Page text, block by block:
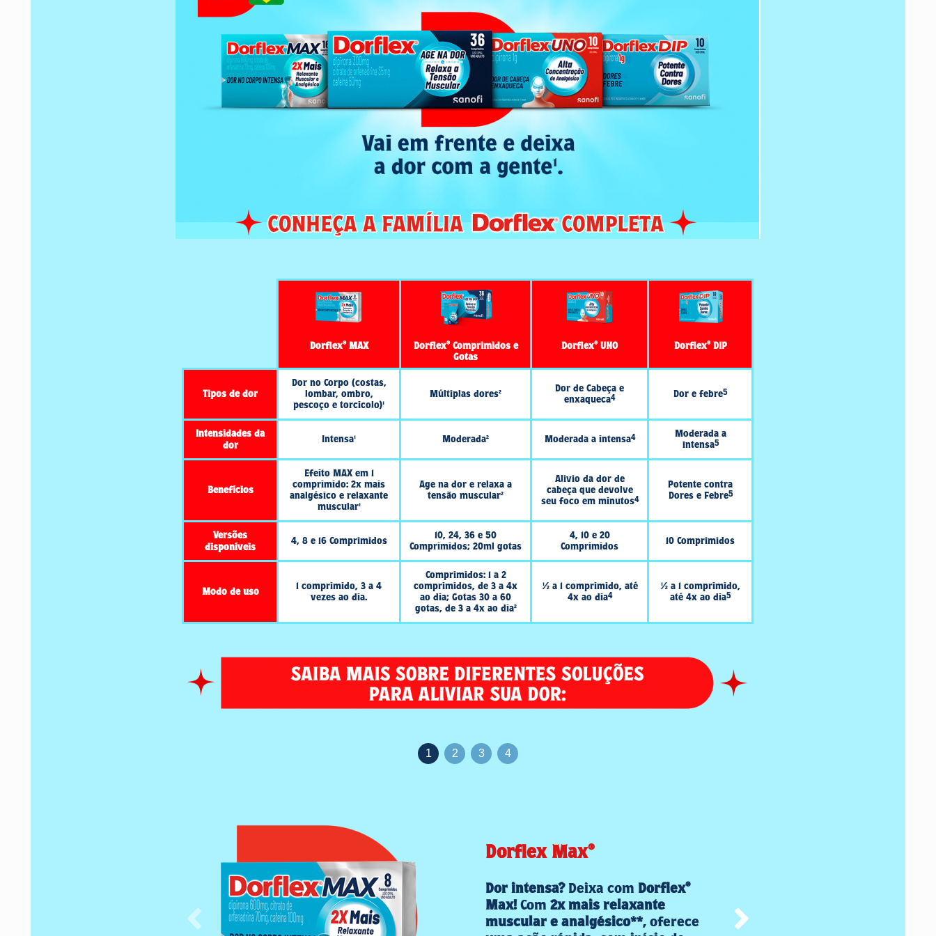
circulares no tronco, muitas vezes com bolhas centrais, descamação da pele, úlceras na
precedidas por febre e sintomas semelhantes aos da gripe (síndrome de Stevens-Johnson,
necrólise epidérmica tóxica), erupção cutânea disseminada, temperatura corporal elevada
(febre > 38ºC) e linfonodos aumentados (Reação Cutânea Associada à Eosinofilia e
Sintomas Sistêmicos ou síndrome de hipersensibilidade medicamentosa) (vide “O que
devo saber antes de usar este medicamento?”). Distúrbios do sangue e sistema linfático
Anemia aplástica (doença onde a medula óssea produz em quantidade insuficiente os
glóbulos vermelhos, glóbulos brancos e plaquetas), agranulocitose (diminuição do número
de granulócitos – tipos de glóbulos brancos - no sangue, em consequência de um
distúrbio na medula óssea) e pancitopenia (redução de glóbulos vermelhos, brancos e
plaquetas), incluindo casos fatais, leucopenia (redução dos glóbulos brancos) e
trombocitopenia (diminuição no número de plaquetas). Estas reações podem ocorrer
mesmo após DORFLEX DIP ter sido utilizada previamente em muitas ocasiões, sem
inesperadamente persistente ou recorrente). Entretanto, em pacientes recebendo
tratamento com antibiótico, os sinais típicos de agranulocitose podem ser mínimos. A taxa
de sedimentação eritrocitária é extensivamente aumentada, enquanto o aumento de
ocorrer ocasionalmente após a administração, reações hipotensivas transitórias isoladas;
em casos raros, estas reações apresentam-se sob a forma de queda crítica da pressão
sanguínea. Distúrbios renais e urinários Em casos muito raros, especialmente em
pacientes com histórico de doença nos rins, pode ocorrer piora súbita ou recente da
de urina, redução muito acentuada da produção de urina ou perda aumentada de
proteínas através da urina. Em casos isolados, pode ocorrer nefrite intersticial aguda (um
vezes na urina. Distúrbios gastrintestinais Foram reportados casos de sangramento
gastrintestinal. Distúrbios hepatobiliares Lesão hepática (lesão do fígado) induzida por
medicamentos, incluindo hepatite aguda (inflamação do fígado), icterícia (cor amarelada
frequência desconhecida (vide “O que devo saber antes de usar este medicamento?”).
Pare de usar DORFLEX DIP e imediatamente contacte um médico se você vivenciar
alguns dos sintomas abaixo: Calafrios, febre, dor de garganta e feridas dolorosas nas
mucosas (superfícies corporais úmidas), especialmente na boca, nariz e garganta ou na
região genital ou anal. Veja também a seção 4 “O que devo saber antes de usar este
medicamento?”. Náusea ou vômito, febre, sensação de cansaço, perda de apetite, urina
de cor escura, fezes de cor clara, aparecimento de cor amarelada na pele ou na parte
branca dos olhos, coceira, erupção na pele ou dor na parte superior do estômago. Esses
sintomas podem ser sinais de lesão hepática (do fígado) (vide “O que devo saber antes de
usar este medicamento?”). Informe ao seu médico, cirurgião-dentista ou farmacêutico o
aparecimento de reações indesejáveis pelo uso do medicamento. Informe também a